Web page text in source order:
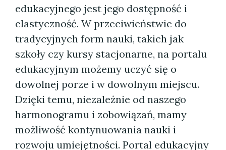
edukacyjnego jest jego dostępność i
elastyczność. W przeciwieństwie do
tradycyjnych form nauki, takich jak
szkoły czy kursy stacjonarne, na portalu
edukacyjnym możemy uczyć się o
dowolnej porze i w dowolnym miejscu.
Dzięki temu, niezależnie od naszego
harmonogramu i zobowiązań, mamy
możliwość kontynuowania nauki i
rozwoju umiejętności. Portal edukacyjny